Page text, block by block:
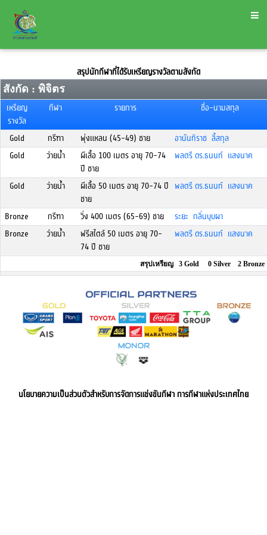
สรุปนักกีฬาที่ได้รับเหรียญรางวัลตามสังกัด
สังกัด : พิจิตร
เหรียญ
รางวัล
กีฬา รายการ ชื่อ-นามสกุล
Gold กรีฑา พุ่งแหลน (45-49) ชาย
อานันทิราช ลี้สกุล
Gold
ว่ายน้ำ
ผีเสื้อ 100 เมตร อายุ 70-74
ปี ชาย
พลตรี ดร.ธนนท์ แสงนาค
Gold ว่ายน้ำ
ผีเสื้อ 50 เมตร อายุ 70-74 ปี
ชาย
พลตรี ดร.ธนนท์ แสงนาค
Bronze กรีฑา วิ่ง 400 เมตร (65-69) ชาย
ระยะ กลิ่นบุบผา
Bronze
ว่ายน้ำ
ฟรีสไตล์ 50 เมตร อายุ 70-
74 ปี ชาย
พลตรี ดร.ธนนท์ แสงนาค
สรุปเหรียญ 3 Gold 0 Silver 2 Bronze
นโยบายความเป็นส่วนตัวสำหรับการจัดการแข่งขันกีฬา การกีฬาแห่งประเทศไทย